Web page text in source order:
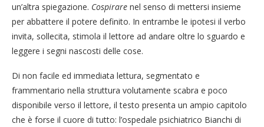
un’altra spiegazione. Cospirare nel senso di mettersi insieme
per abbattere il potere definito. In entrambe le ipotesi il verbo
invita, sollecita, stimola il lettore ad andare oltre lo sguardo e
leggere i segni nascosti delle cose.
Di non facile ed immediata lettura, segmentato e
frammentario nella struttura volutamente scabra e poco
disponibile verso il lettore, il testo presenta un ampio capitolo
che è forse il cuore di tutto: l’ospedale psichiatrico Bianchi di